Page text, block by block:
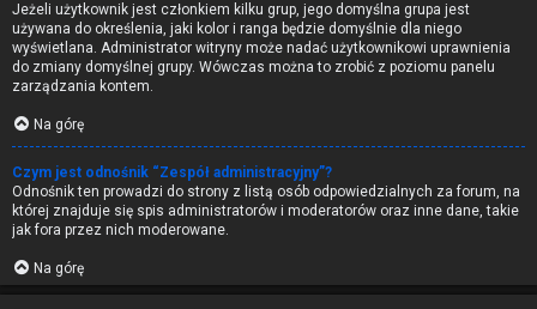
Jeżeli użytkownik jest członkiem kilku grup, jego domyślna grupa jest
używana do określenia, jaki kolor i ranga będzie domyślnie dla niego
wyświetlana. Administrator witryny może nadać użytkownikowi uprawnienia
do zmiany domyślnej grupy. Wówczas można to zrobić z poziomu panelu
zarządzania kontem.
Na górę
Czym jest odnośnik “Zespół administracyjny”?
Odnośnik ten prowadzi do strony z listą osób odpowiedzialnych za forum, na
której znajduje się spis administratorów i moderatorów oraz inne dane, takie
jak fora przez nich moderowane.
Na górę